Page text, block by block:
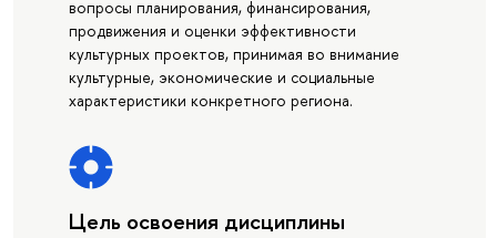
вопросы планирования, финансирования,
продвижения и оценки эффективности
культурных проектов, принимая во внимание
культурные, экономические и социальные
характеристики конкретного региона.
Цель освоения дисциплины